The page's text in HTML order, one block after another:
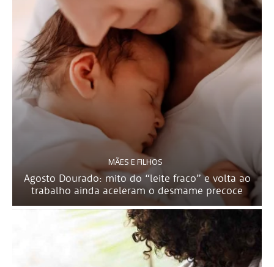
MÃES E FILHOS
Agosto Dourado: mito do “leite fraco” e volta ao
trabalho ainda aceleram o desmame precoce